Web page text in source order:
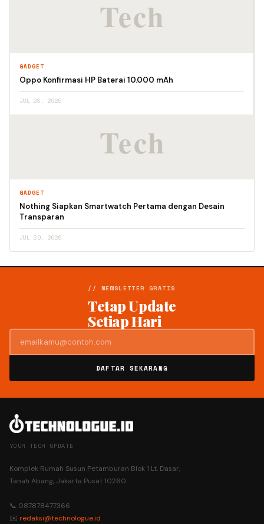
GADGET
Oppo Konfirmasi HP Baterai 10.000 mAh
JUL 28, 2026
GADGET
Nothing Siapkan Smartwatch Pertama dengan Desain
Transparan
JUL 29, 2026
// NEWSLETTER GRATIS
Tetap Update
Setiap Hari
DAFTAR SEKARANG
YOUR TECH UPDATE
Komplek Rumah Susun Petamburan Blok 1 Lt. Dasar,
Tanah Abang, Jakarta Pusat 10260
📞 087878477366
✉️ redaksi@technologue.id